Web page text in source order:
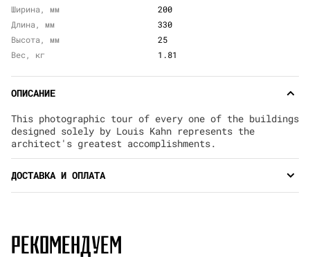
Ширина, мм
200
Длина, мм
330
Высота, мм
25
Вес, кг
1.81
ОПИСАНИЕ
This photographic tour of every one of the buildings
designed solely by Louis Kahn represents the
architect's greatest accomplishments.
ДОСТАВКА И ОПЛАТА
РЕКОМЕНДУЕМ